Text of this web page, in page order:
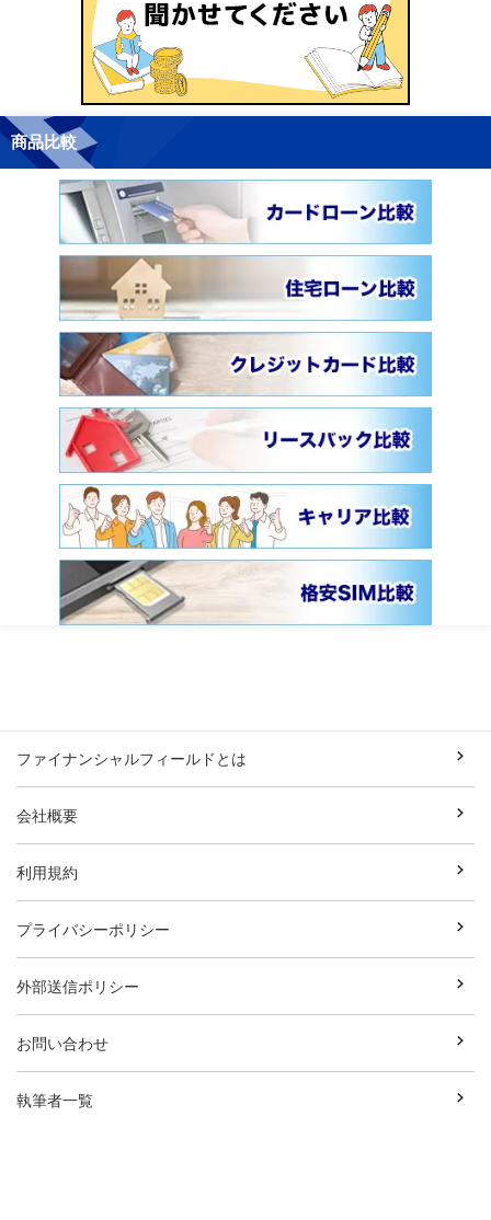
商品比較
ファイナンシャルフィールドとは
会社概要
利用規約
プライバシーポリシー
外部送信ポリシー
お問い合わせ
執筆者一覧